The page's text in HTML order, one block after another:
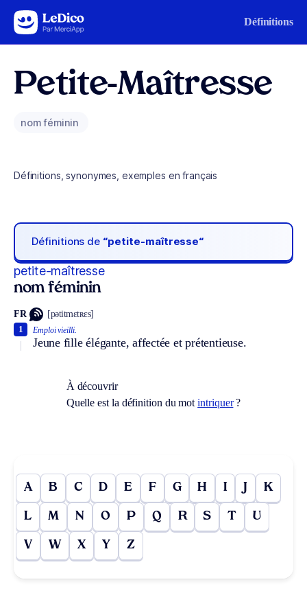
Aller au contenu Définitions
Petite-Maîtresse
nom féminin
Définitions, synonymes, exemples en français
Définitions de “petite-maîtresse“
petite-maîtresse
nom féminin
FR [pətitmɛtʀɛs]
Emploi vieilli.
Jeune fille élégante, affectée et prétentieuse.
1
À découvrir
Quelle est la définition du motintriquer?
A B C D E F G H I J K
L M N O P Q R S T U
V W X Y Z